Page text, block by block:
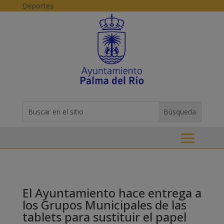
Skip to content
Deportes
for...
El Ayuntamiento hace entrega a
los Grupos Municipales de las
tablets para sustituir el papel